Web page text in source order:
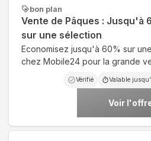
bon plan
Vente de Pâques : Jusqu'à
sur une sélection
Economisez jusqu'à 60% sur
chez Mobile24 pour la grande
Vérifié Valable
Voir